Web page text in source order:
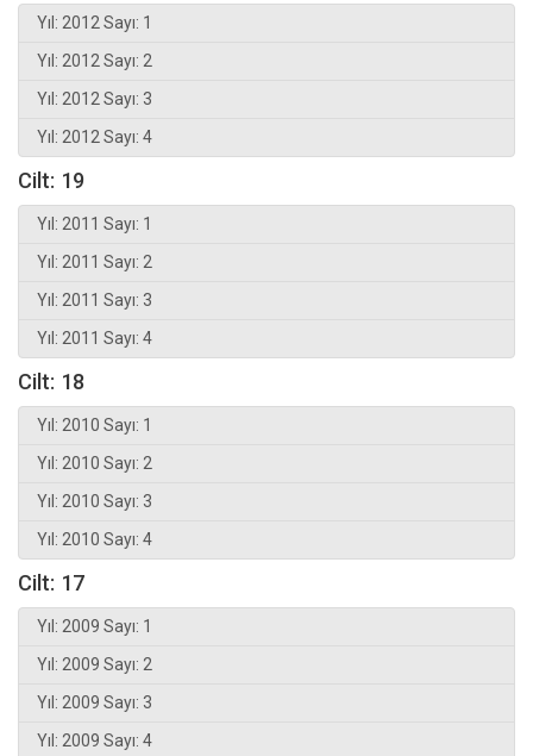
Yıl: 2012 Sayı: 1
Yıl: 2012 Sayı: 2
Yıl: 2012 Sayı: 3
Yıl: 2012 Sayı: 4
Cilt: 19
Yıl: 2011 Sayı: 1
Yıl: 2011 Sayı: 2
Yıl: 2011 Sayı: 3
Yıl: 2011 Sayı: 4
Cilt: 18
Yıl: 2010 Sayı: 1
Yıl: 2010 Sayı: 2
Yıl: 2010 Sayı: 3
Yıl: 2010 Sayı: 4
Cilt: 17
Yıl: 2009 Sayı: 1
Yıl: 2009 Sayı: 2
Yıl: 2009 Sayı: 3
Yıl: 2009 Sayı: 4